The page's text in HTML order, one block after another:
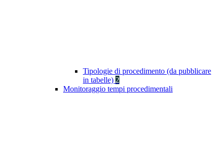
Tipologie di procedimento (da pubblicare
in tabelle) 2
Monitoraggio tempi procedimentali